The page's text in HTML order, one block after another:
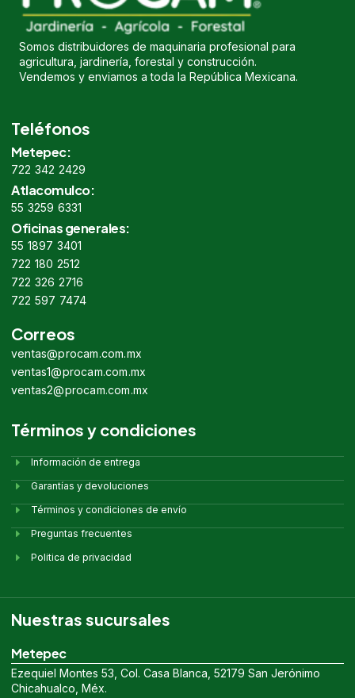
Somos distribuidores de maquinaria profesional para
agricultura, jardinería, forestal y construcción.
Vendemos y enviamos a toda la República Mexicana.
Teléfonos
Metepec:
722 342 2429
Atlacomulco:
55 3259 6331
Oficinas generales:
55 1897 3401
722 180 2512
722 326 2716
722 597 7474
Correos
ventas@procam.com.mx
ventas1@procam.com.mx
ventas2@procam.com.mx
Términos y condiciones
Información de entrega
Garantías y devoluciones
Términos y condiciones de envío
Preguntas frecuentes
Politica de privacidad
Nuestras sucursales
Metepec
Ezequiel Montes 53, Col. Casa Blanca, 52179 San Jerónimo
Chicahualco, Méx.